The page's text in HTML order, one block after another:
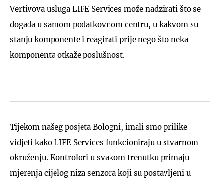
Vertivova usluga LIFE Services može nadzirati što se
događa u samom podatkovnom centru, u kakvom su
stanju komponente i reagirati prije nego što neka
komponenta otkaže poslušnost.
Tijekom našeg posjeta Bologni, imali smo prilike
vidjeti kako LIFE Services funkcioniraju u stvarnom
okruženju. Kontrolori u svakom trenutku primaju
mjerenja cijelog niza senzora koji su postavljeni u